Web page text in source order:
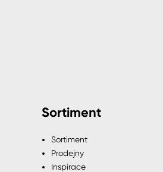
Sortiment
Sortiment
Prodejny
Inspirace